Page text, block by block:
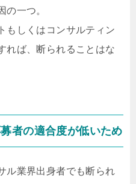
の一つ。
もしくはコンサルティン
れば、断られることはな
者の適合度が低いため
ル業界出身者でも断られ